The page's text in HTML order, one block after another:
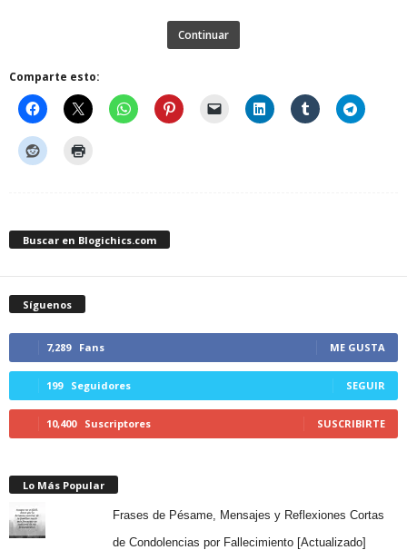
Continuar
Comparte esto:
Buscar en Blogichics.com
Síguenos
7,289 Fans ME GUSTA
199 Seguidores SEGUIR
10,400 Suscriptores SUSCRIBIRTE
Lo Más Popular
Frases de Pésame, Mensajes y Reflexiones Cortas
de Condolencias por Fallecimiento [Actualizado]